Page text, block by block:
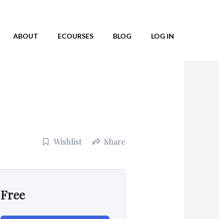
ABOUT ECOURSES BLOG LOG IN
Wishlist Share
Free